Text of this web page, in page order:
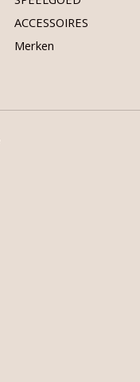
ACCESSOIRES
Merken